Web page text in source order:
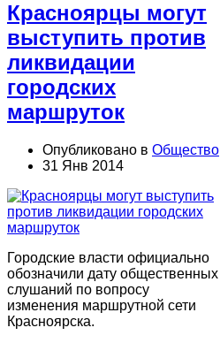
Красноярцы могут
выступить против
ликвидации
городских
маршруток
Опубликовано в Общество
31 Янв 2014
Городские власти официально
обозначили дату общественных
слушаний по вопросу
изменения маршрутной сети
Красноярска.